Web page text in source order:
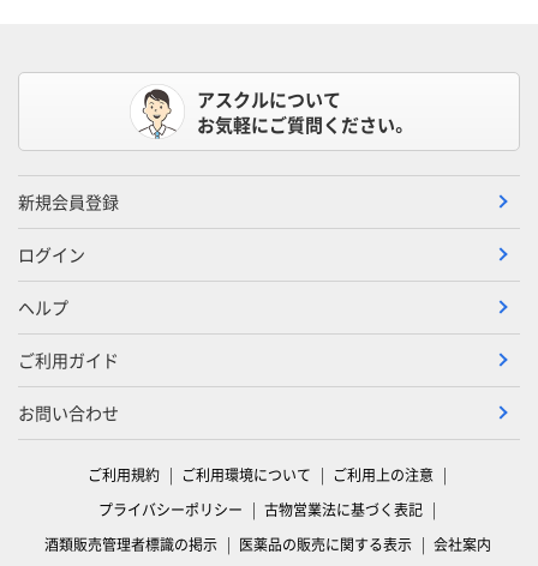
アスクルについて
お気軽にご質問ください。
新規会員登録
ログイン
ヘルプ
ご利用ガイド
お問い合わせ
ご利用規約 ご利用環境について
ご利用上の注意
プライバシーポリシー
古物営業法に基づく表記
酒類販売管理者標識の掲示
医薬品の販売に関する表示 会社案内